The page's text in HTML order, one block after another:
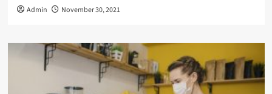
Admin November 30, 2021